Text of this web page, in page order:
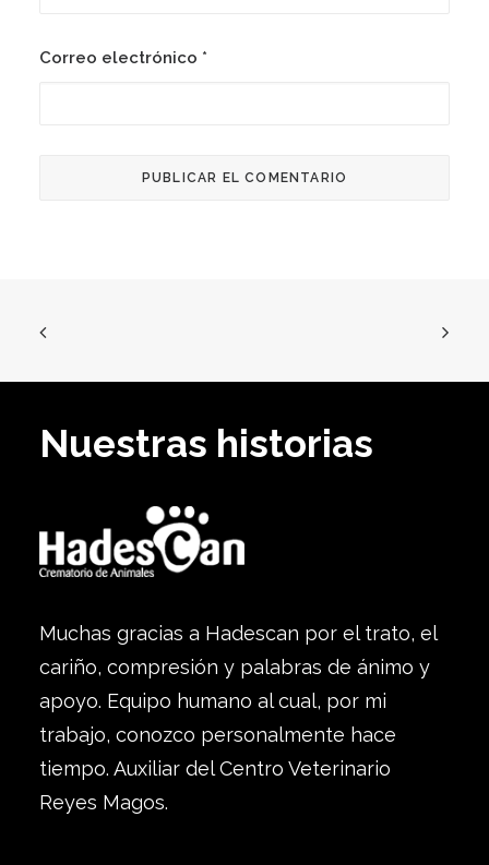
Correo electrónico *
Nuestras historias
Muchas gracias a Hadescan por el trato, el
cariño, compresión y palabras de ánimo y
apoyo. Equipo humano al cual, por mi
trabajo, conozco personalmente hace
tiempo. Auxiliar del Centro Veterinario
Reyes Magos.